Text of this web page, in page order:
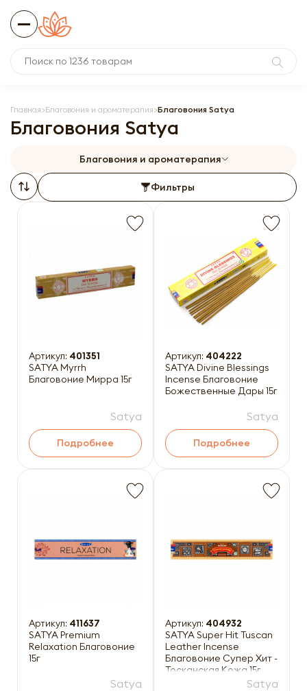
Главная Благовония и ароматерапия Благовония Satya
Благовония Satya
Благовония и ароматерапия
Фильтры
Артикул: 401351
SATYA Myrrh
Благовоние Мирра 15г
Satya
Подробнее
Артикул: 404222
SATYA Divine Blessings
Incense Благовоние
Божественные Дары 15г
Satya
Подробнее
Артикул: 411637
SATYA Premium
Relaxation Благовоние
15г
Satya
Артикул: 404932
SATYA Super Hit Tuscan
Leather Incense
Благовоние Супер Хит -
Тосканская Кожа 15г
Satya